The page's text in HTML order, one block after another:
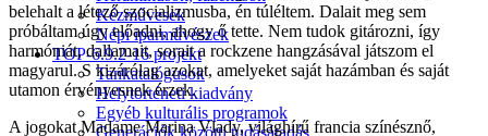
Kézművesek
Népi iparművészek
TOP-6.9.2-16 projekt
Tankatalógusok
Helytörténeti kiadvány
Egyéb kulturális programok
Generációk közötti tudásátadás
belehalt a létező szocializmusba, én túléltem. Dalait meg sem
próbáltam úgy előadni, ahogy ő tette. Nem tudok gitározni, így
harmóniát, dallamait, sorait a rockzene hangzásával játszom el
magyarul. S kizárólag azokat, amelyeket saját hazámban és saját
utamon érvényesnek érzek.
A jogokat Madame Marina Vlady, világhírű francia színésznő,